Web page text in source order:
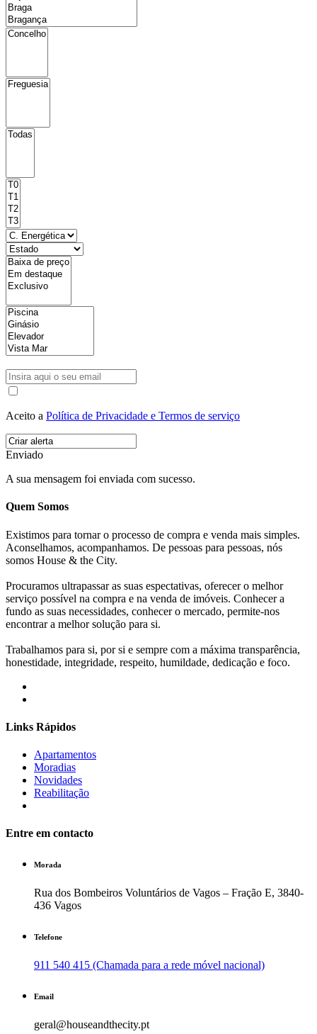
Aceito a Política de Privacidade e Termos de serviço
Enviado
A sua mensagem foi enviada com sucesso.
Quem Somos
Existimos para tornar o processo de compra e venda mais simples.
Aconselhamos, acompanhamos. De pessoas para pessoas, nós
somos House & the City.
Procuramos ultrapassar as suas espectativas, oferecer o melhor
serviço possível na compra e na venda de imóveis. Conhecer a
fundo as suas necessidades, conhecer o mercado, permite-nos
encontrar a melhor solução para si.
Trabalhamos para si, por si e sempre com a máxima transparência,
honestidade, integridade, respeito, humildade, dedicação e foco.
Links Rápidos
Apartamentos
Moradias
Novidades
Reabilitação
Entre em contacto
Morada
Rua dos Bombeiros Voluntários de Vagos – Fração E, 3840-
436 Vagos
Telefone
911 540 415 (Chamada para a rede móvel nacional)
Email
geral@houseandthecity.pt